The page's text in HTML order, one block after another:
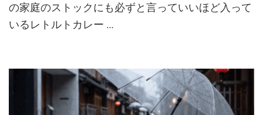
の家庭のストックにも必ずと言っていいほど入って
いるレトルトカレー …